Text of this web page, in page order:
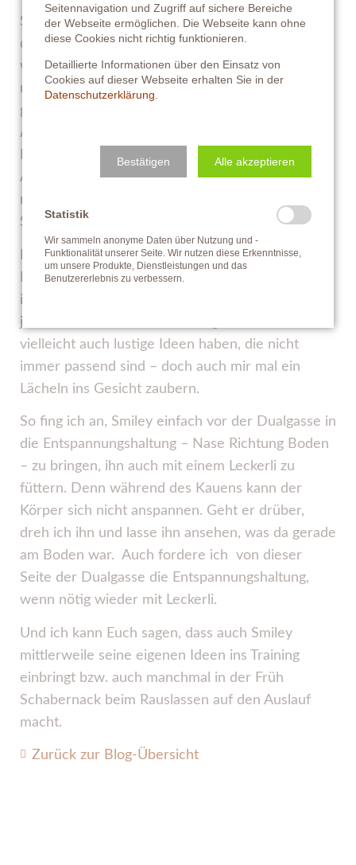
Smiley, mein großer Professor, geht das Ganze
deutlich anders an: Er „funktioniert" gleichsam
wie von selbst und führt Befehle aus, ohne groß
nachzufragen. Doch nicht nur das: Er setzt
geradezu einen Tunnelblick auf und möchte die
Aufgabe so schnell es geht hinter sich bringen.
Naja, auch eine Möglichkeit, eine einfache
Aufgabe zu lösen – doch wer glaubt ihr, strahlt
mehr von innen: Klein-Doncor oder Professor
Smiley?
Funktionieren ist gut und schön und für manche
Reiter (inkl. Umfeld) auch einfacher – doch nicht
in meinem Sinne. Ich möchte Pferde haben, die
jede Minute in meinem Training bei mir sind,
vielleicht auch lustige Ideen haben, die nicht
immer passend sind – doch auch mir mal ein
Lächeln ins Gesicht zaubern.
So fing ich an, Smiley einfach vor der Dualgasse in
die Entspannungshaltung – Nase Richtung Boden
– zu bringen, ihn auch mit einem Leckerli zu
füttern. Denn während des Kauens kann der
Körper sich nicht anspannen. Geht er drüber,
dreh ich ihn und lasse ihn ansehen, was da gerade
am Boden war. Auch fordere ich von dieser
Seite der Dualgasse die Entspannungshaltung,
wenn nötig wieder mit Leckerli.
Und ich kann Euch sagen, dass auch Smiley
mittlerweile seine eigenen Ideen ins Training
einbringt bzw. auch manchmal in der Früh
Schabernack beim Rauslassen auf den Auslauf
macht.
Zurück zur Blog-Übersicht
Seitennavigation und Zugriff auf sichere Bereiche
der Webseite ermöglichen. Die Webseite kann ohne
diese Cookies nicht richtig funktionieren.
Detaillierte Informationen über den Einsatz von
Cookies auf dieser Webseite erhalten Sie in der
Datenschutzerklärung
Bestätigen Alle akzeptieren
Statistik
Wir sammeln anonyme Daten über Nutzung und -
Funktionalität unserer Seite. Wir nutzen diese Erkenntnisse,
um unsere Produkte, Dienstleistungen und das
Benutzererlebnis zu verbessern.